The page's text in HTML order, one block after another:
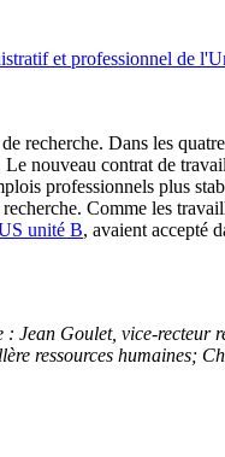
et professionnel de
Dans les
nouveau contrat de
professionnels plus
Comme les
unité B, avaient accepté
: Jean Goulet, vice-recteur
ressources humaines;